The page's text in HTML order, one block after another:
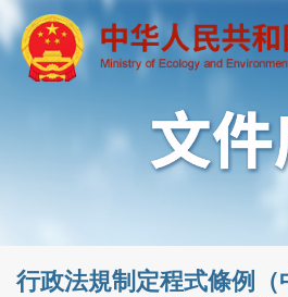
行政法規制定程式條例（